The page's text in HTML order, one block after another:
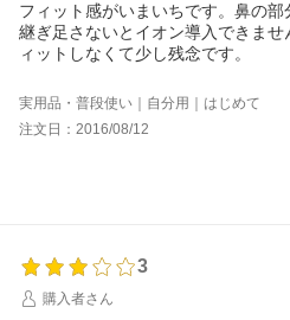
フィット感がいまいちです。鼻の
継ぎ足さないとイオン導入できま
ィットしなくて少し残念です。
実用品・普段使い｜自分用｜はじめて
注文日：2016/08/12
3
購入者さん